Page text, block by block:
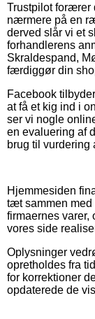
Trustpilot forærer
nærmere på en
derved slår vi et
forhandlerens
Skraldespand,
færdiggør din
Facebook
at få et kig ind i
ser vi nogle
en evaluering af
brug til vurdering
Hjemmesiden
tæt sammen med
firmaernes varer,
vores side
Oplysninger
opretholdes fra
for korrektioner
opdaterede de